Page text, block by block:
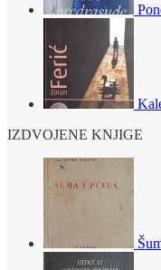
IZDVOJENE KNJIGE